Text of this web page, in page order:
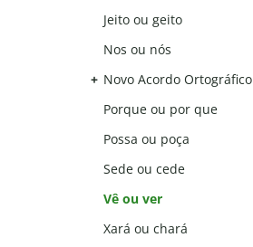
Jeito ou geito
Nos ou nós
Novo Acordo Ortográfico
Porque ou por que
Possa ou poça
Sede ou cede
Vê ou ver
Xará ou chará